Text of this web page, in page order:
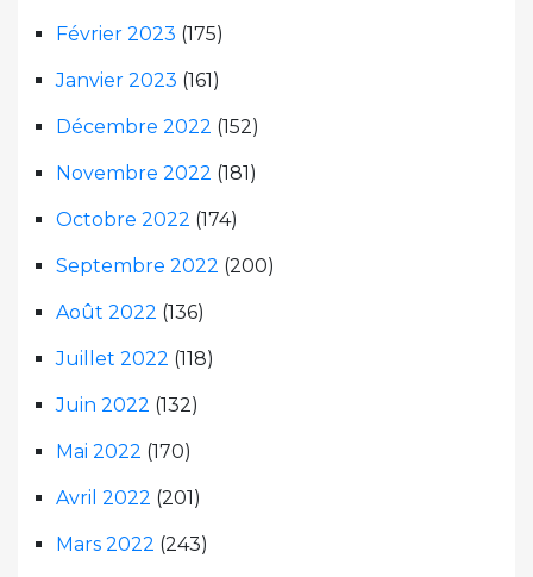
Février 2023 (175)
Janvier 2023 (161)
Décembre 2022 (152)
Novembre 2022 (181)
Octobre 2022 (174)
Septembre 2022 (200)
Août 2022 (136)
Juillet 2022 (118)
Juin 2022 (132)
Mai 2022 (170)
Avril 2022 (201)
Mars 2022 (243)